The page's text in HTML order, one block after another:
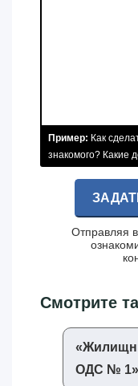
Пример: Как
знакомого? Какие
Отправляя
Смотрите
ОДС №